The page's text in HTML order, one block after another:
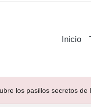
Inicio
los pasillos secretos